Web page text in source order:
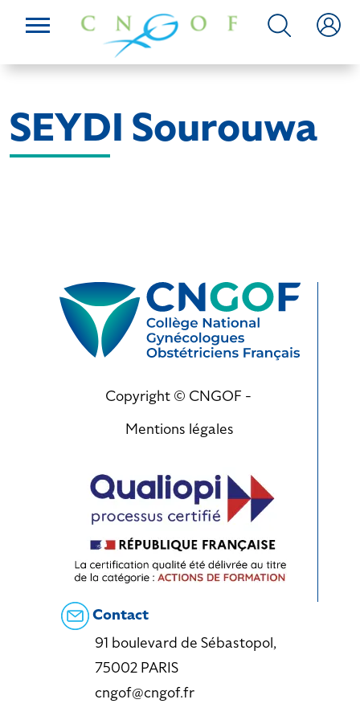
SEYDI Sourouwa
Copyright © CNGOF -
Mentions légales
Contact
91 boulevard de Sébastopol,
75002 PARIS
cngof@cngof.fr